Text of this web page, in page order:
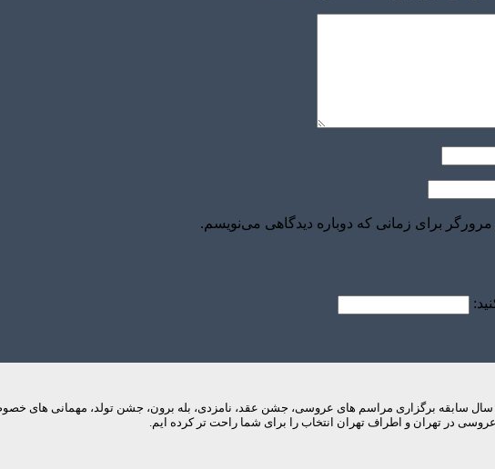
برای زمانی که دوباره دیدگاهی می‌نویسم.
با بیش از ۱۵ سال سابقه برگزاری مراسم های عروسی، جشن عقد، نامزدی، بله برون، جشن تولد، مهمانی
در تهران و اطراف تهران انتخاب را برای شما راحت تر کرده ایم.